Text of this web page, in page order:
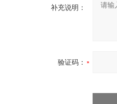
补充说明：
验证码：